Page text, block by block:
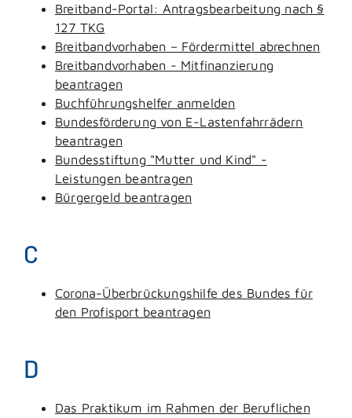
Breitband-Portal: Antragsbearbeitung nach §
127 TKG
Breitbandvorhaben – Fördermittel abrechnen
Breitbandvorhaben - Mitfinanzierung
beantragen
Buchführungshelfer anmelden
Bundesförderung von E-Lastenfahrrädern
beantragen
Bundesstiftung "Mutter und Kind" -
Leistungen beantragen
Bürgergeld beantragen
C
Corona-Überbrückungshilfe des Bundes für
den Profisport beantragen
D
Das Praktikum im Rahmen der Beruflichen